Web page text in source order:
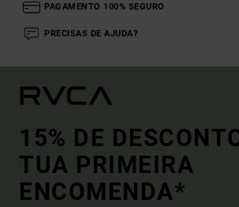
PAGAMENTO 100% SEGURO
PRECISAS DE AJUDA?
15% DE
TUA PRIMEIRA
ENCOMENDA*